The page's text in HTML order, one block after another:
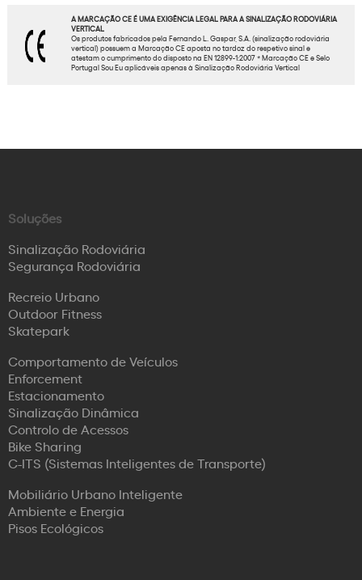
A MARCAÇÃO CE É UMA EXIGÊNCIA LEGAL PARA A SINALIZAÇÃO RODOVIÁRIA
VERTICAL
Os produtos fabricados pela Fernando L. Gaspar, S.A. (sinalização rodoviária
vertical) possuem a Marcação CE aposta no tardoz do respetivo sinal e
atestam o cumprimento do disposto na EN 12899-1:2007 * Marcação CE e Selo
Portugal Sou Eu aplicáveis apenas à Sinalização Rodoviária Vertical
Soluções
Sinalização Rodoviária
Segurança Rodoviária
Recreio Urbano
Outdoor Fitness
Skatepark
Comportamento de Veículos
Enforcement
Estacionamento
Sinalização Dinâmica
Controlo de Acessos
Bike Sharing
C-ITS (Sistemas Inteligentes de Transporte)
Mobiliário Urbano Inteligente
Ambiente e Energia
Pisos Ecológicos